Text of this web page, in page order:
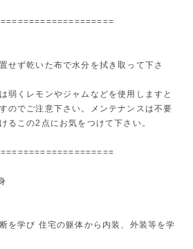
せず乾いた布で水分を拭き取って下さ
弱くレモンやジャムなどを使用しますと
のでご注意下さい。メンテナンスは不要
るこの2点にお気をつけて下さい。
を学び 住宅の躯体から内装、外装等を学